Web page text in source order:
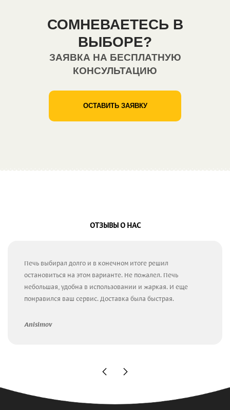
СОМНЕВАЕТЕСЬ В
ВЫБОРЕ?
ЗАЯВКА НА БЕСПЛАТНУЮ
КОНСУЛЬТАЦИЮ
ОСТАВИТЬ ЗАЯВКУ
ОТЗЫВЫ О НАС
Печь выбирал долго и в конечном итоге решил
остановиться на этом варианте. Не пожалел. Печь
небольшая, удобна в использовании и жаркая. И еще
понравился ваш сервис. Доставка была быстрая.
Anisimov